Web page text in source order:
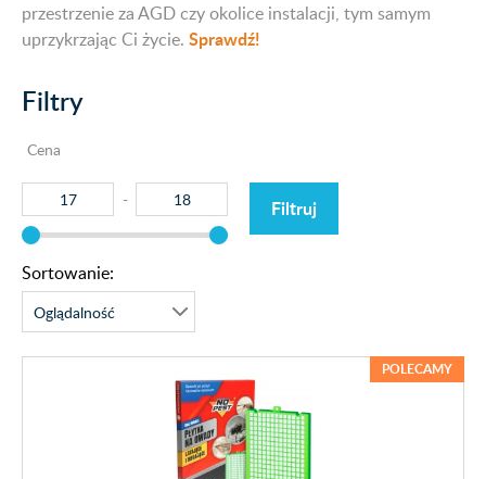
przestrzenie za AGD czy okolice instalacji, tym samym
uprzykrzając Ci życie. Sprawdź!
Filtry
Cena
Filtruj
Sortowanie:
POLECAMY